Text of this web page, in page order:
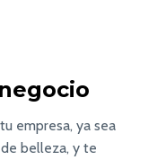
empresa, ya sea
belleza, y te